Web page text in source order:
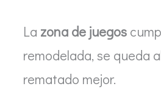
La zona de juegos
remodelada, se queda
rematado mejor.